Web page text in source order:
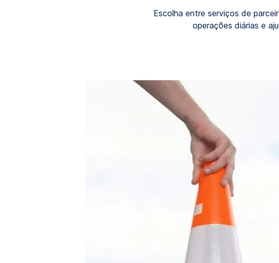
Escolha entre serviços de
operações diárias e